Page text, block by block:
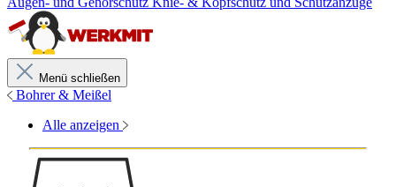
Menü schließen
Bohrer & Meißel
Alle anzeigen